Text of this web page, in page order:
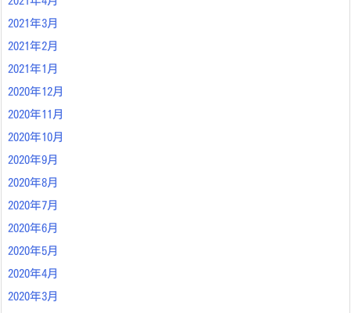
2021年3月
2021年2月
2021年1月
2020年12月
2020年11月
2020年10月
2020年9月
2020年8月
2020年7月
2020年6月
2020年5月
2020年4月
2020年3月